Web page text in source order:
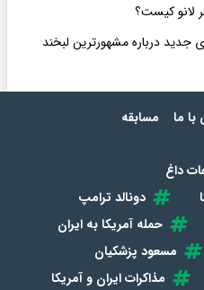
کیست؟
جدید درباره مشهورترین لبخند
ما مسابقه
داغ
دونالد ترامپ
حمله آمریکا به ایران
مسعود پزشکیان
مذاکرات ایران و آمریکا